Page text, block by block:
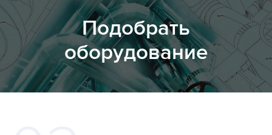
Подобрать
оборудование